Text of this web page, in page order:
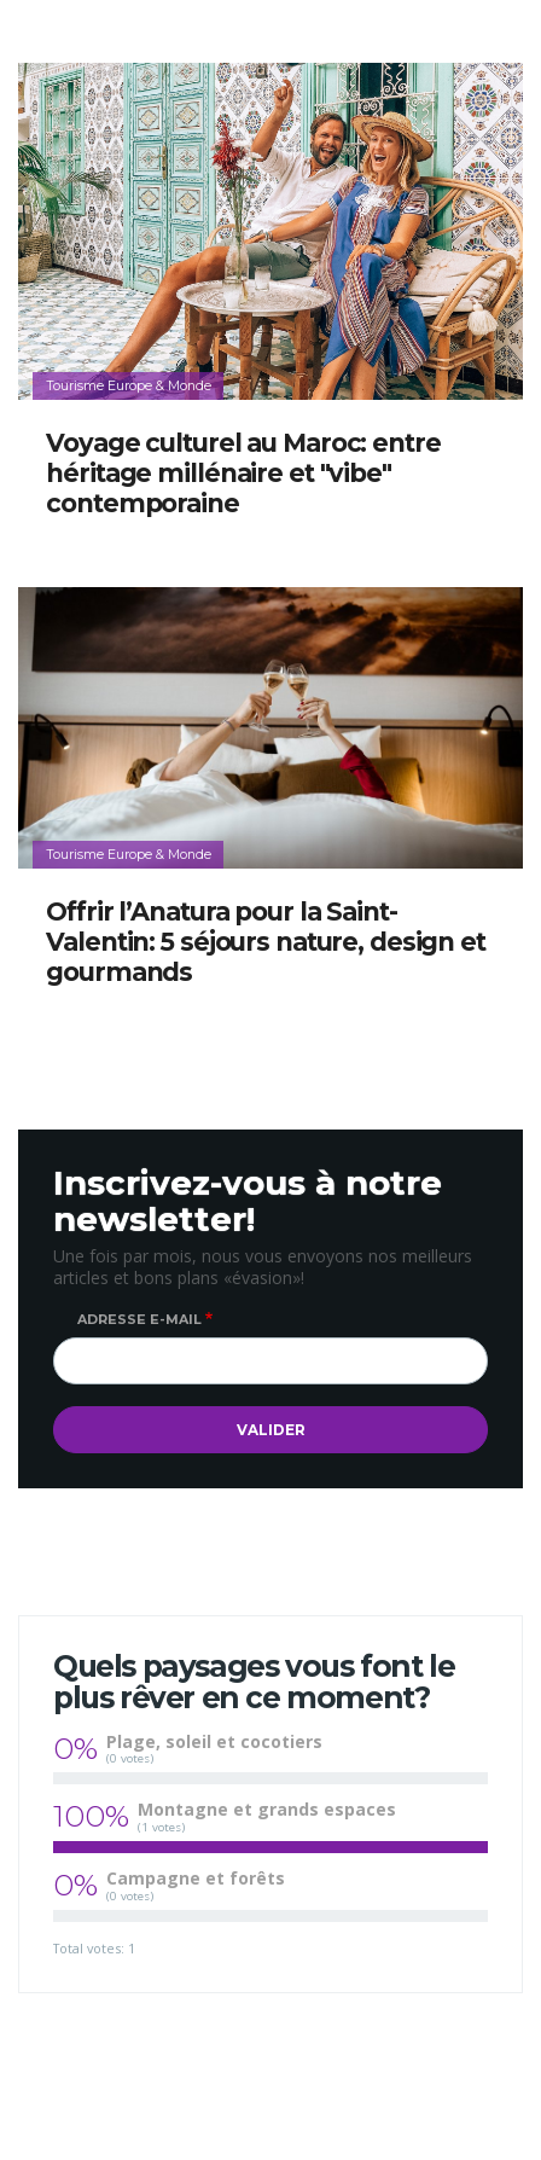
Tourisme Europe & Monde
Voyage culturel au Maroc: entre
héritage millénaire et "vibe"
contemporaine
Tourisme Europe & Monde
Offrir l’Anatura pour la Saint-
Valentin: 5 séjours nature, design et
gourmands
Inscrivez-vous à notre
newsletter!
Une fois par mois, nous vous envoyons nos meilleurs
articles et bons plans «évasion»!
ADRESSE E-MAIL
Quels paysages vous font le
plus rêver en ce moment?
0% Plage, soleil et cocotiers
(0 votes)
100% Montagne et grands espaces
(1 votes)
0% Campagne et forêts
(0 votes)
Total votes: 1